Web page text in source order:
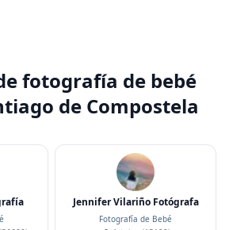
fotografía de bebé
de Compostela
Jennifer Vilariño Fotógrafa
Fotografía de Bebé